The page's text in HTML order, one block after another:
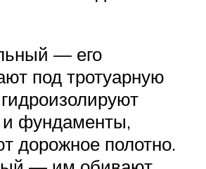
— его
под тротуарную
фундаменты,
дорожное полотно.